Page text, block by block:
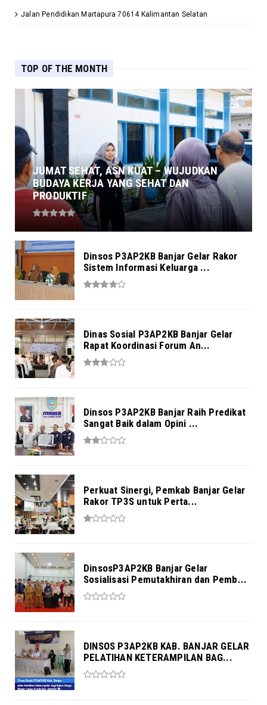
Jalan Pendidikan Martapura 70614 Kalimantan Selatan
TOP OF THE MONTH
JUMAT SEHAT, ASN KUAT – WUJUDKAN
BUDAYA KERJA YANG SEHAT DAN
PRODUKTIF
Dinsos P3AP2KB Banjar Gelar Rakor
Sistem Informasi Keluarga ...
Dinas Sosial P3AP2KB Banjar Gelar
Rapat Koordinasi Forum An...
Dinsos P3AP2KB Banjar Raih Predikat
Sangat Baik dalam Opini ...
Perkuat Sinergi, Pemkab Banjar Gelar
Rakor TP3S untuk Perta...
DinsosP3AP2KB Banjar Gelar
Sosialisasi Pemutakhiran dan Pemb...
DINSOS P3AP2KB KAB. BANJAR GELAR
PELATIHAN KETERAMPILAN BAG...